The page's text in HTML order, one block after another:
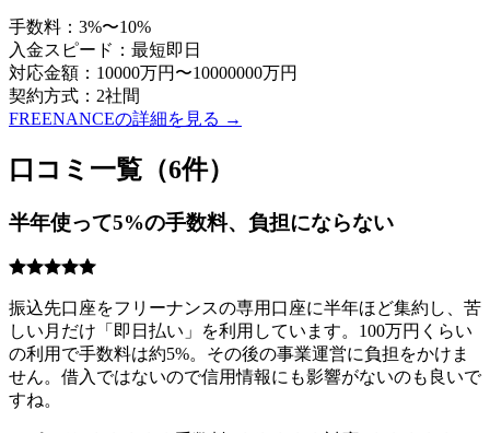
手数料： 3%〜10%
入金スピード： 最短即日
対応金額： 10000万円〜10000000万円
契約方式： 2社間
FREENANCEの詳細を見る →
口コミ一覧（6件）
半年使って5%の手数料、負担にならない
振込先口座をフリーナンスの専用口座に半年ほど集約し、苦
しい月だけ「即日払い」を利用しています。100万円くらい
の利用で手数料は約5%。その後の事業運営に負担をかけま
せん。借入ではないので信用情報にも影響がないのも良いで
すね。